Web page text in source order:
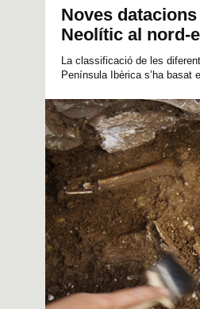
Noves
Neolític al nord-
La classificació de les
Península Ibèrica s’ha basat